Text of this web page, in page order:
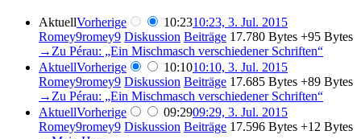
AktuellVorherige 10:2310:23, 3. Jul. 2015
Romey9romey9 Diskussion Beiträge 17.780 Bytes +95 Bytes
→‎Zu Pérau: „Ein Mischmasch verschiedener Schriften“
AktuellVorherige 10:1010:10, 3. Jul. 2015
Romey9romey9 Diskussion Beiträge 17.685 Bytes +89 Bytes
→‎Zu Pérau: „Ein Mischmasch verschiedener Schriften“
AktuellVorherige 09:2909:29, 3. Jul. 2015
Romey9romey9 Diskussion Beiträge 17.596 Bytes +12 Bytes